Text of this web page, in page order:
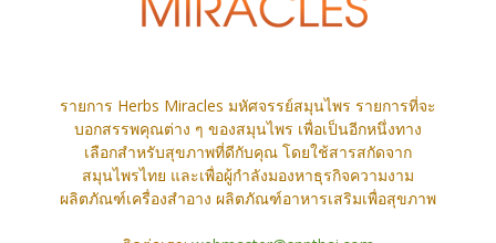
รายการ Herbs Miracles มหัศจรรย์สมุนไพร รายการที่จะ
บอกสรรพคุณต่าง ๆ ของสมุนไพร เพื่อเป็นอีกหนึ่งทาง
เลือกสำหรับสุขภาพที่ดีกับคุณ โดยใช้สารสกัดจาก
สมุนไพรไทย และเพื่อผู้กำลังมองหาธุรกิจความงาม
ผลิตภัณฑ์เครื่องสำอาง ผลิตภัณฑ์อาหารเสริมเพื่อสุขภาพ